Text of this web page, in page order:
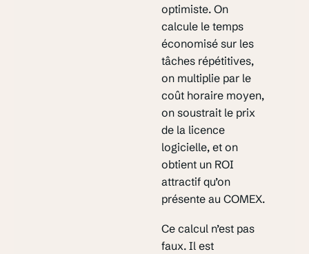
optimiste. On
calcule le temps
économisé sur les
tâches répétitives,
on multiplie par le
coût horaire moyen,
on soustrait le prix
de la licence
logicielle, et on
obtient un ROI
attractif qu’on
présente au COMEX.
Ce calcul n’est pas
faux. Il est